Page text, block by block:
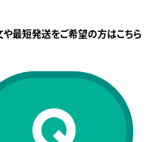
最短発送をご希望の方はこちら